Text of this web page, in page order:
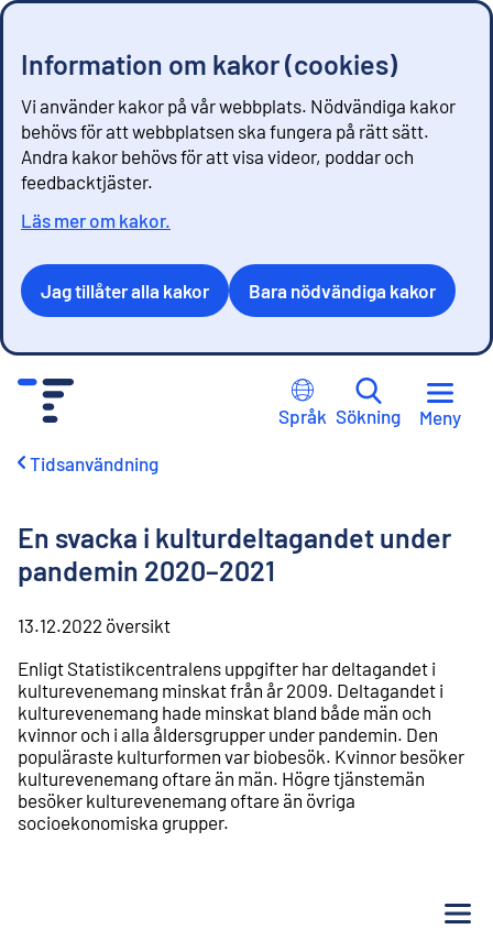
Information om kakor (cookies)
Vi använder kakor på vår webbplats. Nödvändiga kakor
behövs för att webbplatsen ska fungera på rätt sätt.
Andra kakor behövs för att visa videor, poddar och
feedbacktjäster.
Läs mer om kakor.
Jag tillåter alla kakor Bara nödvändiga kakor
Språk Sökning Meny
Tidsanvändning
En svacka i kulturdeltagandet under
pandemin 2020–2021
13.12.2022 översikt
Enligt Statistikcentralens uppgifter har deltagandet i
kulturevenemang minskat från år 2009. Deltagandet i
kulturevenemang hade minskat bland både män och
kvinnor och i alla åldersgrupper under pandemin. Den
populäraste kulturformen var biobesök. Kvinnor besöker
kulturevenemang oftare än män. Högre tjänstemän
besöker kulturevenemang oftare än övriga
socioekonomiska grupper.